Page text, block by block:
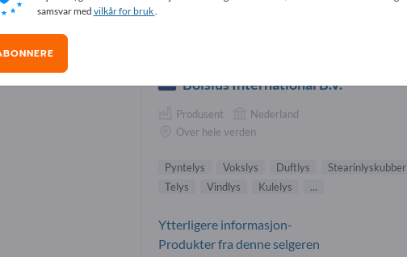
leverandører (2)
Bolsius International B.V.
Produsent
Nederland
Over hele verden
Pyntelys Vokslys Duftlys Stearinlyskubber
Telys
Vindlys Kulelys ...
Ytterligere informasjon-
Produkter fra denne selgeren
samsvar med vilkår for bruk.